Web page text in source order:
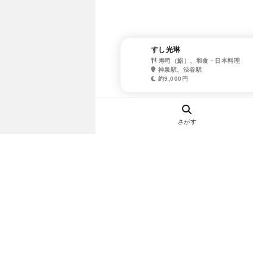
すし光琳
寿司（鮨）、和食・日本料理
神泉駅、渋谷駅
約9,000円
さがす